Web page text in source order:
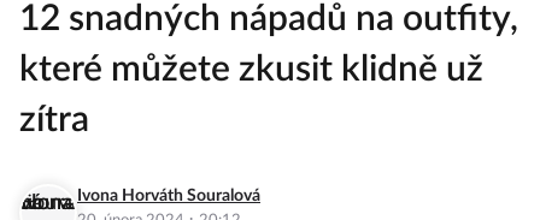
12 snadných nápadů na outfity,
které můžete zkusit klidně už
zítra
Ivona Horváth Souralová